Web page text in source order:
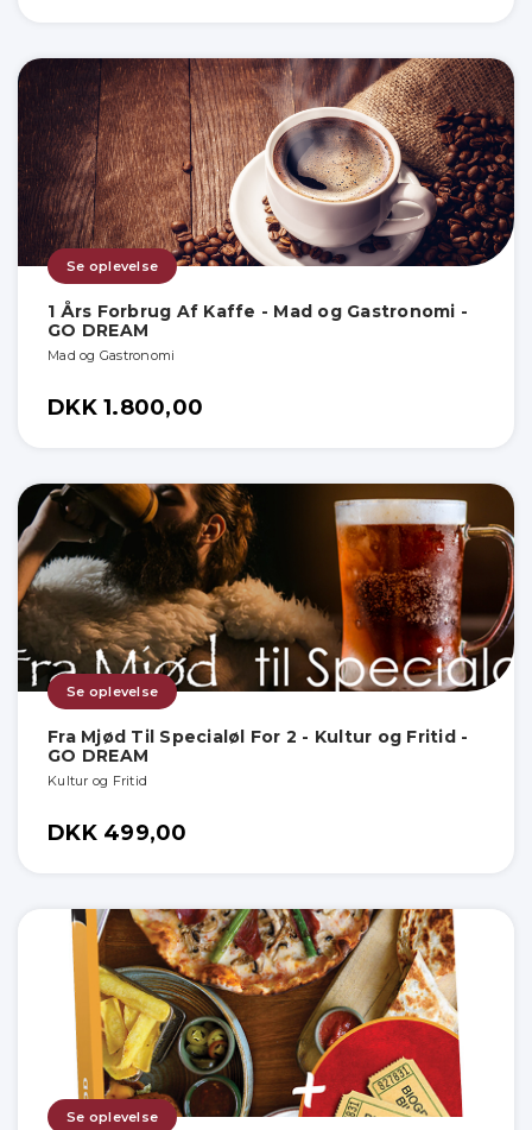
Se oplevelse
1 Års Forbrug Af Kaffe - Mad og Gastronomi -
GO DREAM
Mad og Gastronomi
DKK 1.800,00
Se oplevelse
Fra Mjød Til Specialøl For 2 - Kultur og Fritid -
GO DREAM
Kultur og Fritid
DKK 499,00
Se oplevelse